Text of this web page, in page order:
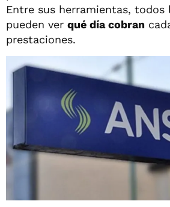
Entre sus herramientas,
pueden ver qué día cobran
prestaciones.